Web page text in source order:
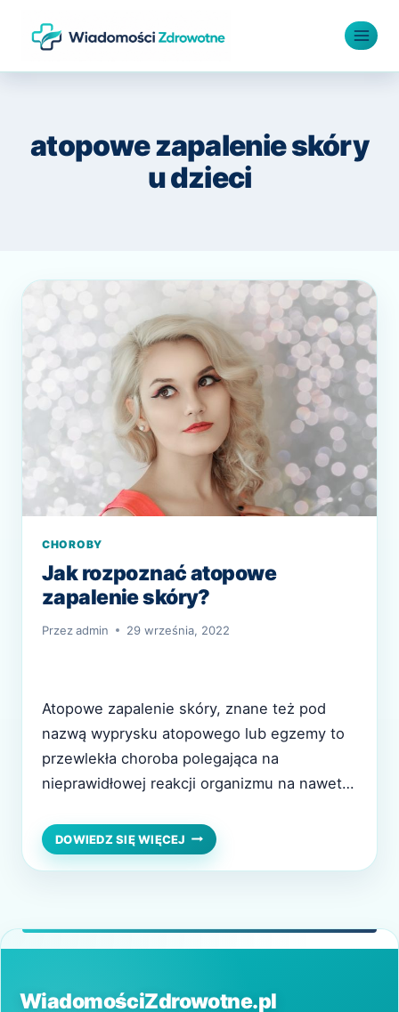
atopowe zapalenie skóry
u dzieci
CHOROBY
Jak rozpoznać atopowe
zapalenie skóry?
Przezadmin 29 września, 2022
Atopowe zapalenie skóry, znane też pod
nazwą wyprysku atopowego lub egzemy to
przewlekła choroba polegająca na
nieprawidłowej reakcji organizmu na nawet
czego produkowane są w nadmiarze
przeciwciała IgE – odpowiadające za reakcję
kończy się stanem zapalnym. Na działanie
DOWIEDZ SIĘ WIĘCEJ JAK
ROZPOZNAĆ
ATOPOWE
WiadomościZdrowotne.pl